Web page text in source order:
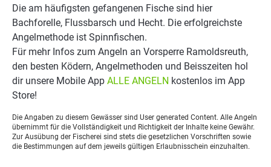
Die am häufigsten gefangenen Fische sind hier
Bachforelle, Flussbarsch und Hecht. Die erfolgreichste
Angelmethode ist Spinnfischen.
Für mehr Infos zum Angeln an Vorsperre Ramoldsreuth,
den besten Ködern, Angelmethoden und Beisszeiten hol
dir unsere Mobile App ALLE ANGELN kostenlos im App
Store!
Die Angaben zu diesem Gewässer sind User generated Content. Alle Angeln
übernimmt für die Vollständigkeit und Richtigkeit der Inhalte keine Gewähr.
Zur Ausübung der Fischerei sind stets die gesetzlichen Vorschriften sowie
die Bestimmungen auf dem jeweils gültigen Erlaubnisschein einzuhalten.